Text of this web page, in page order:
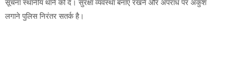
सूचना स्थानीय थाने को दें। सुरक्षा व्यवस्था बनाए रखने और अपराध पर अंकुश
लगाने पुलिस निरंतर सतर्क है।